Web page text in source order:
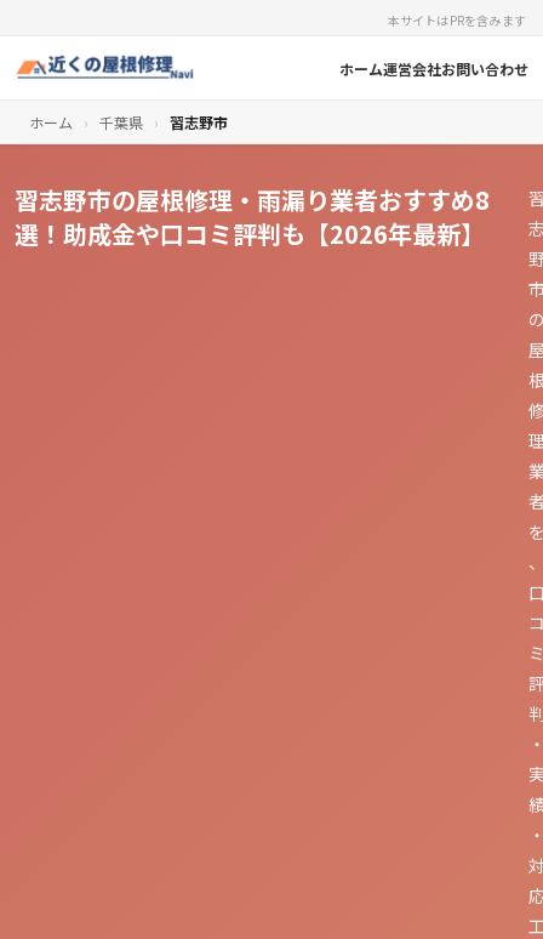
本サイトはPRを含みます
ホーム運営会社お問い合わせ
ホーム › 千葉県 › 習志野市
習志野市の屋根修理・雨漏り業者おすすめ8
選！助成金や口コミ評判も【2026年最新】